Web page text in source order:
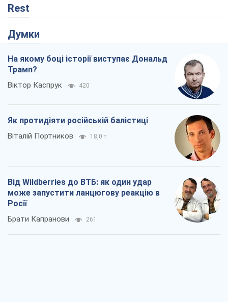
Rest
Думки
На якому боці історії виступає Дональд
Трамп?
Віктор Каспрук 420
Як протидіяти російській балістиці
Віталій Портников 18,0 т.
Від Wildberries до ВТБ: як один удар
може запустити ланцюгову реакцію в
Росії
Брати Капранови 261